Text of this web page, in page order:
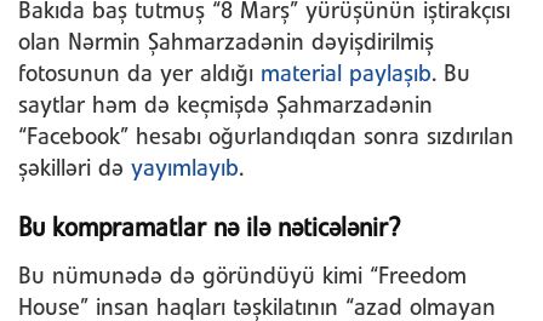
Bakıda baş tutmuş “8 Marş” yürüşünün iştirakçısı
olan Nərmin Şahmarzadənin dəyişdirilmiş
fotosunun da yer aldığı material paylaşıb. Bu
saytlar həm də keçmişdə Şahmarzadənin
“Facebook” hesabı oğurlandıqdan sonra sızdırılan
şəkilləri də yayımlayıb.
Bu kompramatlar nə ilə nəticələnir?
Bu nümunədə də göründüyü kimi “Freedom
House” insan haqları təşkilatının “azad olmayan